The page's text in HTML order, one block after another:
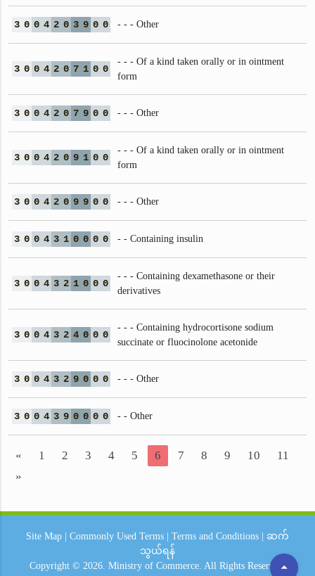
3 0 0 4 2 0 3 9 0 0 - - - Other
3 0 0 4 2 0 7 1 0 0
- - - Of a kind taken orally or in ointment
form
3 0 0 4 2 0 7 9 0 0 - - - Other
3 0 0 4 2 0 9 1 0 0
- - - Of a kind taken orally or in ointment
form
3 0 0 4 2 0 9 9 0 0 - - - Other
3 0 0 4 3 1 0 0 0 0 - - Containing insulin
3 0 0 4 3 2 1 0 0 0
- - - Containing dexamethasone or their
derivatives
3 0 0 4 3 2 4 0 0 0
- - - Containing hydrocortisone sodium
succinate or fluocinolone acetonide
3 0 0 4 3 2 9 0 0 0 - - - Other
3 0 0 4 3 9 0 0 0 0 - - Other
« 1 2 3 4 5 6 7 8 9 10
11
»
arrow_drop_up
Site Map Commonly Used Terms Terms and Conditions
ဆက်
သွယ်ရန်
Copyright © 2026. Ministry of Commerce. All Rights Reserved.